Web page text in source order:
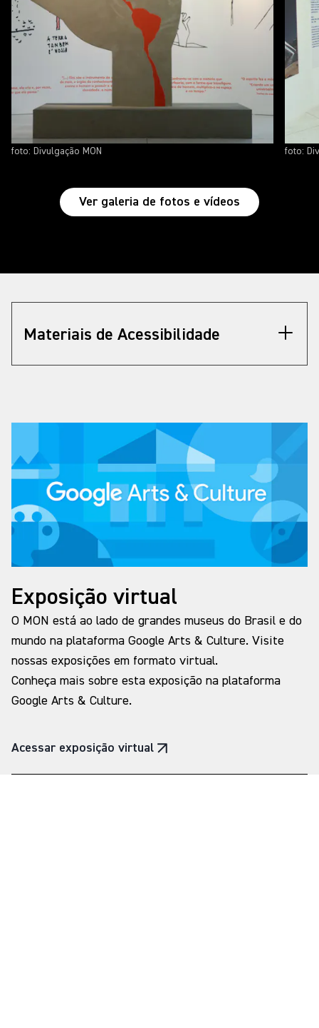
foto: Divulgação MON foto:
Ver galeria de fotos e vídeos
Materiais de Acessibilidade
Exposição virtual
O MON está ao lado de grandes museus do Brasil e do
mundo na plataforma Google Arts & Culture. Visite
nossas exposições em formato virtual.
Conheça mais sobre esta exposição na plataforma
Google Arts & Culture.
Acessar exposição virtual